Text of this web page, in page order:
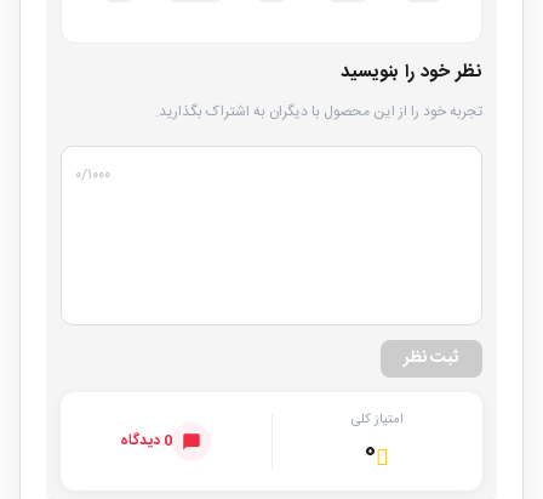
نظر خود را بنویسید
تجربه خود را از این محصول با دیگران به اشتراک بگذارید.
۰/۱۰۰۰
ثبت نظر
امتیاز کلی
۰ 0 دیدگاه